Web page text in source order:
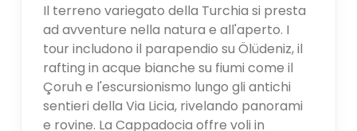
Il terreno variegato della Turchia si presta
ad avventure nella natura e all'aperto. I
tour includono il parapendio su Ölüdeniz, il
rafting in acque bianche su fiumi come il
Çoruh e l'escursionismo lungo gli antichi
sentieri della Via Licia, rivelando panorami
e rovine. La Cappadocia offre voli in